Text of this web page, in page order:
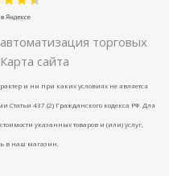
торговых
Карта сайта
и ни при каких условиях не является
Статьи 437 (2) Гражданского кодекса РФ. Для
указанных товаров и (или) услуг,
в наш магазин.